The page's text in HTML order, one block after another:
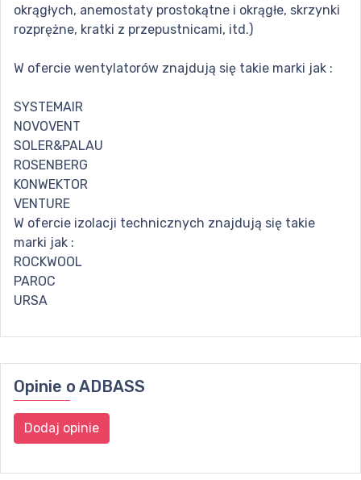
okrągłych, anemostaty prostokątne i okrągłe, skrzynki
rozprężne, kratki z przepustnicami, itd.)
W ofercie wentylatorów znajdują się takie marki jak :
SYSTEMAIR
NOVOVENT
SOLER&PALAU
ROSENBERG
KONWEKTOR
VENTURE
W ofercie izolacji technicznych znajdują się takie
marki jak :
ROCKWOOL
PAROC
URSA
Opinie o ADBASS
Dodaj opinie